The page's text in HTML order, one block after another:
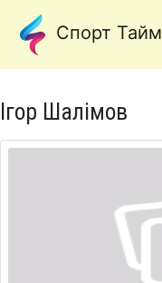
Спорт Тайм
Ігор Шалімов